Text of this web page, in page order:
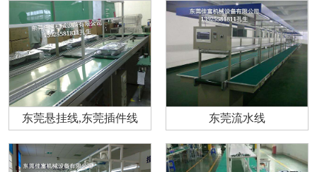
东莞悬挂线,东莞插件线 东莞流水线